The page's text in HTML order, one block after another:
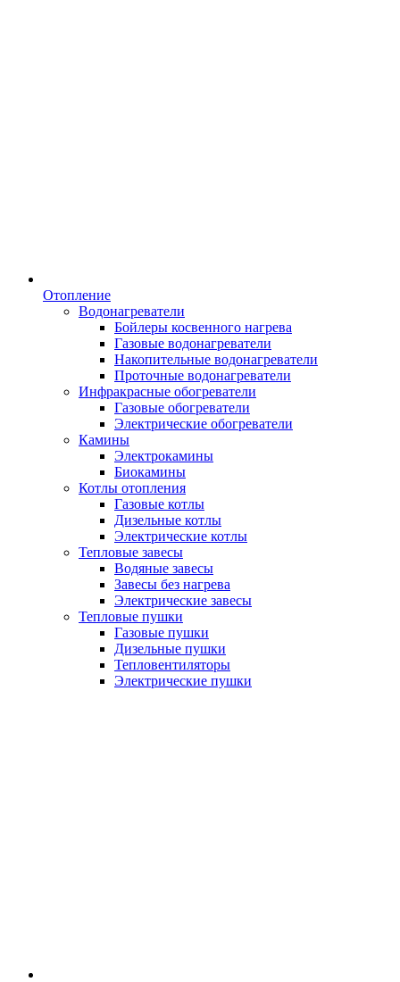
Отопление
Водонагреватели
Бойлеры косвенного нагрева
Газовые водонагреватели
Накопительные водонагреватели
Проточные водонагреватели
Инфракрасные обогреватели
Газовые обогреватели
Электрические обогреватели
Камины
Электрокамины
Биокамины
Котлы отопления
Газовые котлы
Дизельные котлы
Электрические котлы
Тепловые завесы
Водяные завесы
Завесы без нагрева
Электрические завесы
Тепловые пушки
Газовые пушки
Дизельные пушки
Тепловентиляторы
Электрические пушки